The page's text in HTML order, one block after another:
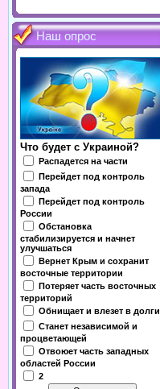
Наш опрос
Что будет с Украиной?
Распадется на части
Перейдет под контроль
запада
Перейдет под контроль
России
Обстановка
стабилизируется и начнет
улучшаться
Вернет Крым и сохранит
восточные территории
Потеряет часть восточных
территорий
Обнищает и влезет в долги
Станет независимой и
процветающей
Отвоюет часть западных
областей России
2